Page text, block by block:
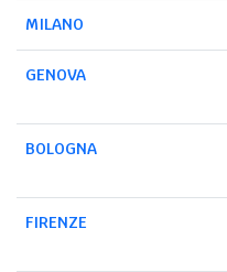
MILANO
GENOVA
BOLOGNA
FIRENZE